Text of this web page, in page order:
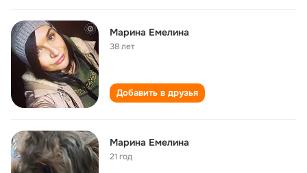
Марина Емелина
38 лет
Добавить в друзья
Марина Емелина
21 год